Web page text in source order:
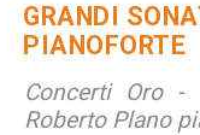
GRANDI
PIANOFORTE
Concerti Oro -
Roberto Plano